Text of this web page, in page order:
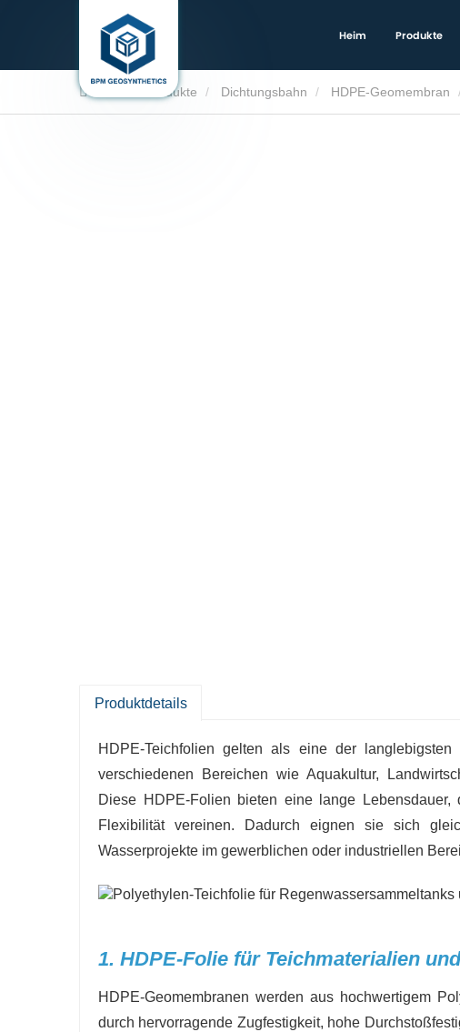
Heim Produkte
Produkte Dichtungsbahn HDPE-Geomembran
Produktdetails
HDPE-Teichfolien gelten als eine der
verschiedenen Bereichen wie Aquakultur,
Diese HDPE-Folien bieten eine lange
Flexibilität vereinen. Dadurch eignen sie sich
Wasserprojekte im gewerblichen oder industriellen
1. HDPE-Folie für Teichmaterialien
HDPE-Geomembranen werden aus hochwertigem
durch hervorragende Zugfestigkeit, hohe